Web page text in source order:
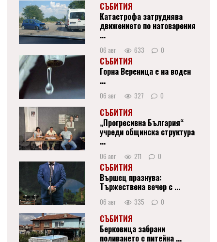
СЪБИТИЯ
Катастрофа затруднява
движението по натоварения
...
06 авг 633 0
СЪБИТИЯ
Горна Вереница е на воден
...
06 авг 327 0
СЪБИТИЯ
„Прогресивна България“
учреди общинска структура
...
06 авг 211 0
СЪБИТИЯ
Вършец празнува:
Тържествена вечер с ...
06 авг 335 0
СЪБИТИЯ
Берковица забрани
поливането с питейна ...